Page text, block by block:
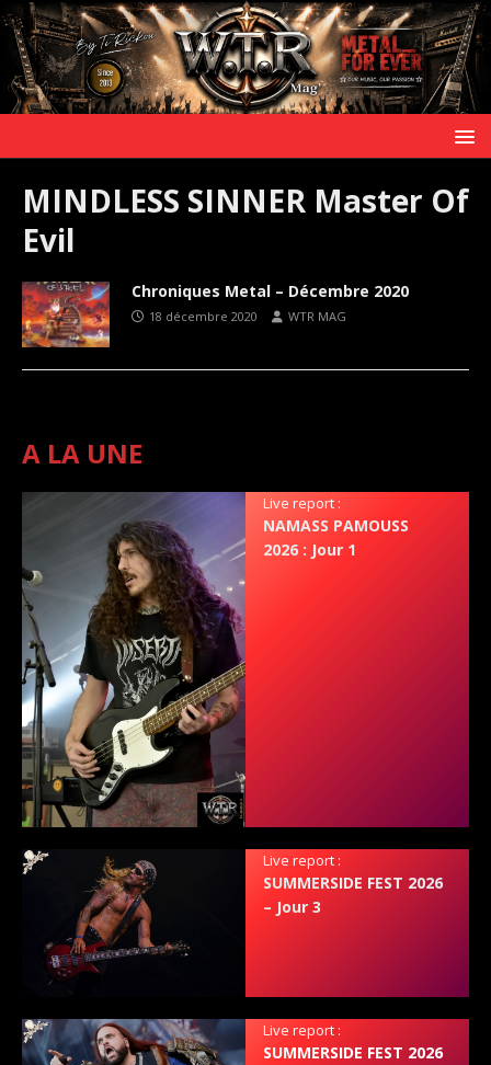
MINDLESS SINNER Master Of
Evil
Chroniques Metal – Décembre 2020
18 décembre 2020 WTR MAG
A LA UNE
Live report :
NAMASS PAMOUSS
2026 : Jour 1
Live report :
SUMMERSIDE FEST 2026
– Jour 3
Live report :
SUMMERSIDE FEST 2026